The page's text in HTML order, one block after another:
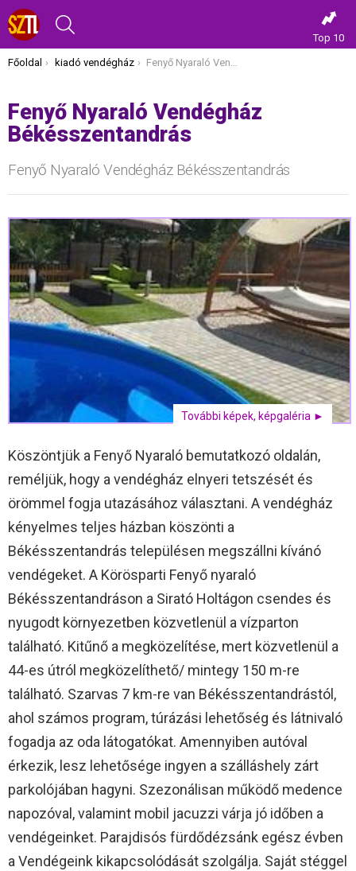
Top 10
Itt vagy most:
Főoldal kiadó vendégház Fenyő Nyaraló Vendégház Békésszentandrás
Fenyő Nyaraló Vendégház
Békésszentandrás
Fenyő Nyaraló Vendégház Békésszentandrás
További képek, képgaléria ►
Köszöntjük a Fenyő Nyaraló bemutatkozó oldalán,
reméljük, hogy a vendégház elnyeri tetszését és
örömmel fogja utazásához választani. A vendégház
kényelmes teljes házban köszönti a
Békésszentandrás településen megszállni kívánó
vendégeket. A Körösparti Fenyő nyaraló
Békésszentandráson a Sirató Holtágon csendes és
nyugodt környezetben közvetlenül a vízparton
található. Kitűnő a megközelítése, mert közvetlenül a
44-es útról megközelíthető/ mintegy 150 m-re
található. Szarvas 7 km-re van Békésszentandrástól,
ahol számos program, túrázási lehetőség és látnivaló
fogadja az oda látogatókat. Amennyiben autóval
érkezik, lesz lehetősége ingyen a szálláshely zárt
parkolójában hagyni. Szezonálisan működő medence
napozóval, valamint mobil jacuzzi várja jó időben a
vendégeinket. Parajdisós fürdődézsánk egész évben
a Vendégeink kikapcsolódását szolgálja. Saját stéggel